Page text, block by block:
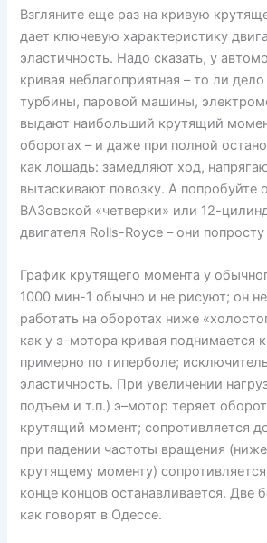
Взгляните еще раз на кривую
дает ключевую характеристику
эластичность. Надо сказать, у
кривая неблагоприятная – то ли дело
турбины, паровой машины,
выдают наибольший крутящий
оборотах – и даже при полной
как лошадь: замедляют ход,
вытаскивают повозку. А попробуйте
ВАЗовской «четверки» или 12-
двигателя Rolls-Royce – они попросту
График крутящего момента у
1000 мин-1 обычно и не рисуют; он
работать на оборотах ниже
как у э–мотора кривая поднимается
примерно по гиперболе;
эластичность. При увеличении
подъем и т.п.) э–мотор теряет
крутящий момент; сопротивляется
при падении частоты вращения
крутящему моменту)
конце концов останавливается. Две
как говорят в Одессе.